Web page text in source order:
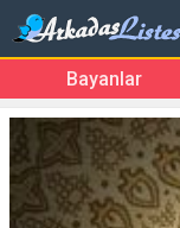
Bayanlar